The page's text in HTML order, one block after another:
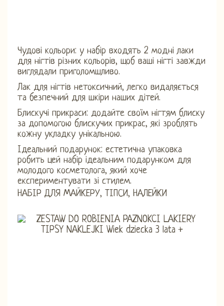
Чудові кольори: у набір входять 2 модні лаки
для нігтів різних кольорів, щоб ваші нігті завжди
виглядали приголомшливо.
Лак для нігтів нетоксичний, легко видаляється
та безпечний для шкіри наших дітей.
Блискучі прикраси: додайте своїм нігтям блиску
за допомогою блискучих прикрас, які зроблять
кожну укладку унікальною.
Ідеальний подарунок: естетична упаковка
робить цей набір ідеальним подарунком для
молодого косметолога, який хоче
експериментувати зі стилем.
НАБІР ДЛЯ МАЙКЕРУ, ТІПСИ, НАЛЕЙКИ